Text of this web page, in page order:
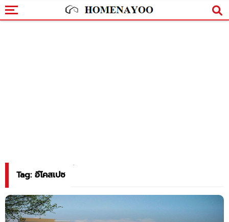
Tag: อีโคสเปซ